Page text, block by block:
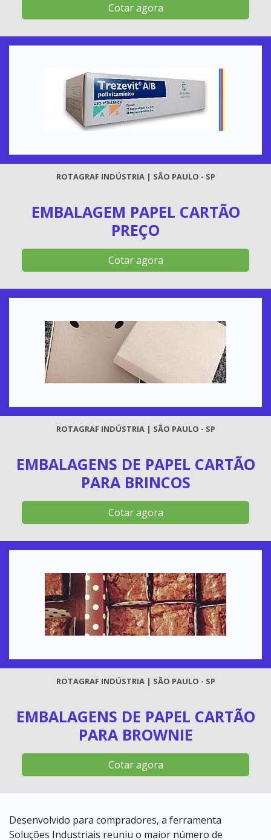
Cotar agora
ROTAGRAF INDÚSTRIA | SÃO PAULO - SP
EMBALAGEM PAPEL CARTÃO
PREÇO
Cotar agora
ROTAGRAF INDÚSTRIA | SÃO PAULO - SP
EMBALAGENS DE PAPEL CARTÃO
PARA BRINCOS
Cotar agora
ROTAGRAF INDÚSTRIA | SÃO PAULO - SP
EMBALAGENS DE PAPEL CARTÃO
PARA BROWNIE
Cotar agora
Desenvolvido para compradores, a ferramenta
Soluções Industriais reuniu o maior número de